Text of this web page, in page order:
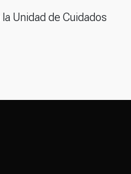
Unidad de Cuidados